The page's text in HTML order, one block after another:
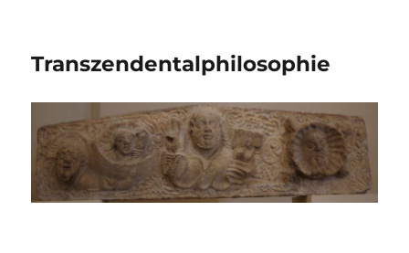
Transzendentalphilosophie